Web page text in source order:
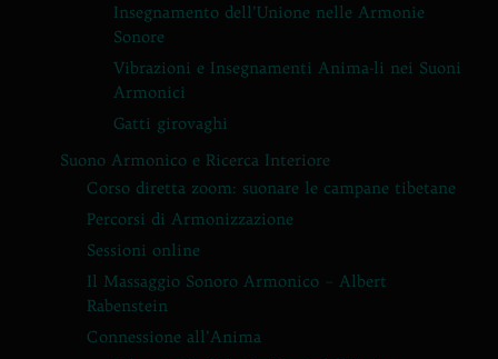
Insegnamento dell’Unione nelle Armonie
Sonore
Vibrazioni e Insegnamenti Anima-li nei Suoni
Armonici
Gatti girovaghi
Suono Armonico e Ricerca Interiore
Corso diretta zoom: suonare le campane tibetane
Percorsi di Armonizzazione
Sessioni online
Il Massaggio Sonoro Armonico – Albert
Rabenstein
Connessione all’Anima